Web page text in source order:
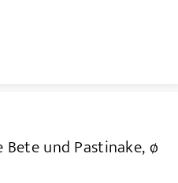
und Pastinake, ø